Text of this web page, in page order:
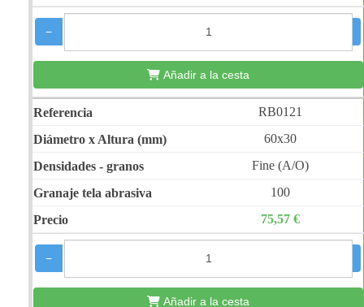
−
Añadir a la cesta
RB0121
60x30
Fine (A/O)
100
75,57 €
−
Añadir a la cesta